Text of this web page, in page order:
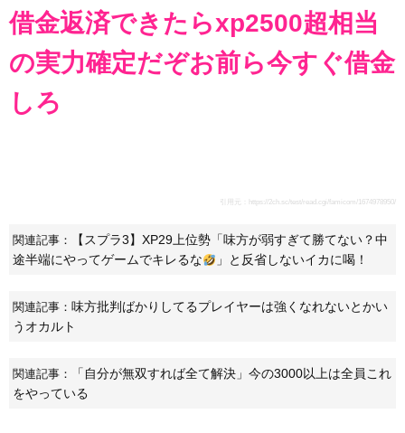
借金返済できたらxp2500超相当
の実力確定だぞお前ら今すぐ借金
しろ
引用元： https://2ch.sc/test/read.cgi/famicom/1674978950/
関連記事：
【スプラ3】XP29上位勢「味方が弱すぎて勝てない？中
途半端にやってゲームでキレるな
」と反省しないイカに喝！
関連記事： 味方批判ばかりしてるプレイヤーは強くなれないとかい
うオカルト
関連記事：
「自分が無双すれば全て解決」今の3000以上は全員これ
をやっている